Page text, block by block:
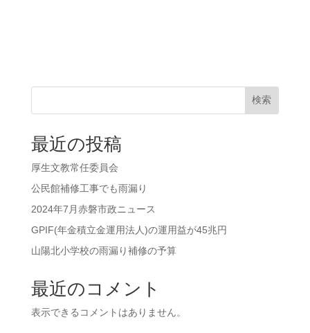
検索
最近の投稿
厚生文教常任委員会
公民館補修工事でも雨漏り
2024年7月赤磐市政ニュース
GPIF(年金積立金運用法人)の運用益が45兆円
山陽北小学校の雨漏り補修の予算
最近のコメント
表示できるコメントはありません。